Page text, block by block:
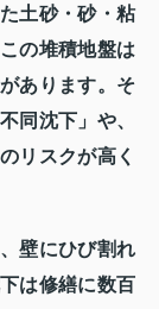
土砂・砂・粘
の堆積地盤は
あります。そ
同沈下」や、
リスクが高く
壁にひび割れ
は修繕に数百